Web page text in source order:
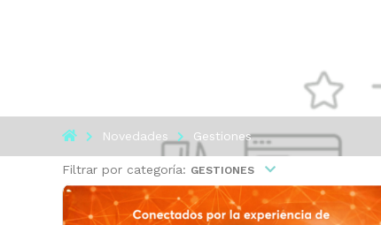
Novedades Gestiones
Filtrar por categoría: GESTIONES
Novedades